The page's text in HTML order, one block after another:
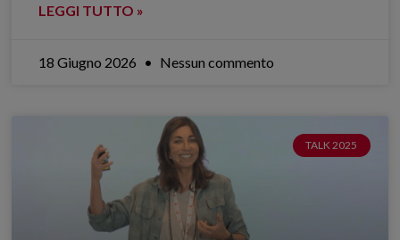
LEGGI TUTTO »
18 Giugno 2026 Nessun commento
TALK 2025